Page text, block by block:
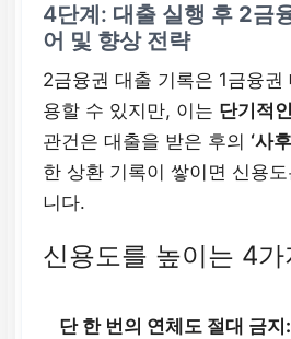
4단계: 대출 실행 후 2금
어 및 향상 전략
2금융권 대출 기록은 1금융
용할 수 있지만, 이는 단기적
관건은 대출을 받은 후의 ‘사
한 상환 기록이 쌓이면 신용
니다.
신용도를 높이는 4
단 한 번의 연체도 절대 금지: